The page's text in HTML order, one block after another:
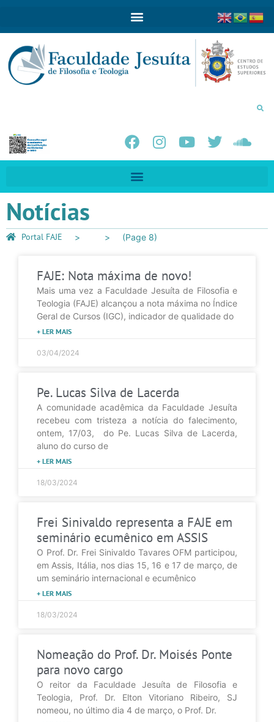
Notícias
Portal FAJE (Page 8)
FAJE: Nota máxima de novo!
Mais uma vez a Faculdade Jesuíta de Filosofia e
Teologia (FAJE) alcançou a nota máxima no Índice
Geral de Cursos (IGC), indicador de qualidade do
+ LER MAIS
03/04/2024
Pe. Lucas Silva de Lacerda
A comunidade acadêmica da Faculdade Jesuíta
recebeu com tristeza a notícia do falecimento,
ontem, 17/03, do Pe. Lucas Silva de Lacerda,
aluno do curso de
+ LER MAIS
18/03/2024
Frei Sinivaldo representa a FAJE em
seminário ecumênico em ASSIS
O Prof. Dr. Frei Sinivaldo Tavares OFM participou,
em Assis, Itália, nos dias 15, 16 e 17 de março, de
um seminário internacional e ecumênico
+ LER MAIS
18/03/2024
Nomeação do Prof. Dr. Moisés Ponte
para novo cargo
O reitor da Faculdade Jesuíta de Filosofia e
Teologia, Prof. Dr. Elton Vitoriano Ribeiro, SJ
nomeou, no último dia 4 de março, o Prof. Dr.